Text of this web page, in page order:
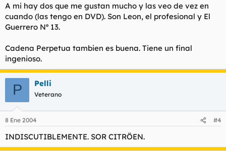
A mi hay dos que me gustan mucho y las veo de vez en
cuando (las tengo en DVD). Son Leon, el profesional y El
Guerrero Nº 13.
Cadena Perpetua tambien es buena. Tiene un final
ingenioso.
P Pelli
Veterano
8 Ene 2004 #4
INDISCUTIBLEMENTE. SOR CITRÖEN.